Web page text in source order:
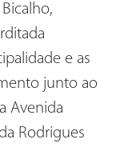
e as
junto ao
Avenida
Rodrigues